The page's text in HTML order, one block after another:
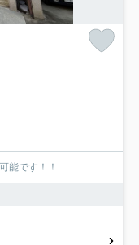
能です！！